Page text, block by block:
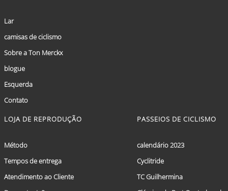
Lar
camisas de ciclismo
Sobre a Ton Merckx
blogue
Esquerda
Contato
LOJA DE REPRODUÇÃO
Método
Tempos de entrega
Atendimento ao Cliente
PASSEIOS DE CICLISMO
calendário 2023
Cyclitride
TC Guilhermina